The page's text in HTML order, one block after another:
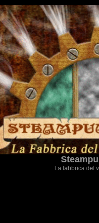
La fabbrica del